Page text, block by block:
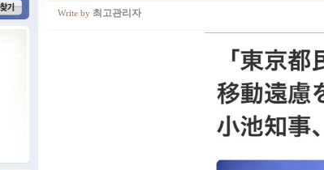
Write by 최고관리자